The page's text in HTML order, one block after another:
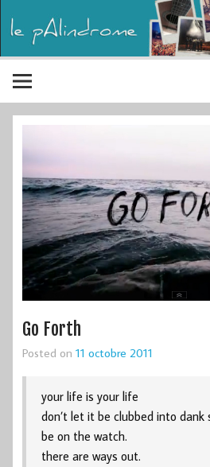
Go Forth
Posted on 11 octobre 2011
your life is your life
don’t let it be clubbed into dank
be on the watch.
there are ways out.